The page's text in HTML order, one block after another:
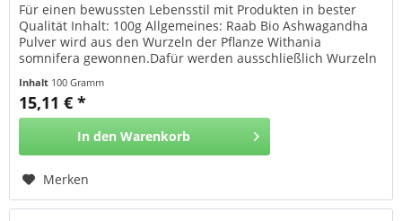
Für einen bewussten Lebensstil mit Produkten in bester
Qualität Inhalt: 100g Allgemeines: Raab Bio Ashwagandha
Pulver wird aus den Wurzeln der Pflanze Withania
somnifera gewonnen.Dafür werden ausschließlich Wurzeln
ohne Zusätze abgefüllt. Anwendung: siehe
Verzehrempfehlung/Verwendung Marke: Raab Vitalfood
Herkunft: Indien...
Inhalt 100 Gramm
15,11 € *
In den Warenkorb
Merken